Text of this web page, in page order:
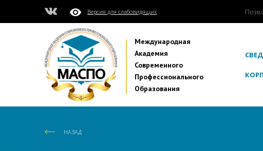
Версия для слабовидящих
Международная
Академия
Современного
Профессионального
Образования
НАЗАД